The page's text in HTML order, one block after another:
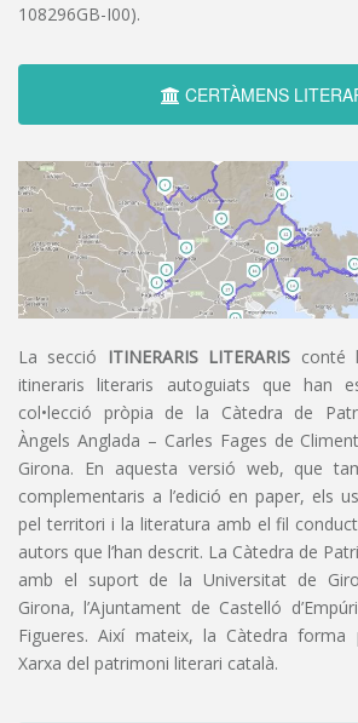
108296GB-I00).
CERTÀMENS
La secció ITINERARIS LITERARIS conté
itineraris literaris autoguiats que han
col•lecció pròpia de la Càtedra de
Àngels Anglada – Carles Fages de
Girona. En aquesta versió web, que
complementaris a l’edició en paper, els
pel territori i la literatura amb el fil
autors que l’han descrit. La Càtedra de
amb el suport de la Universitat de
Girona, l’Ajuntament de Castelló
Figueres. Així mateix, la Càtedra forma
Xarxa del patrimoni literari català.